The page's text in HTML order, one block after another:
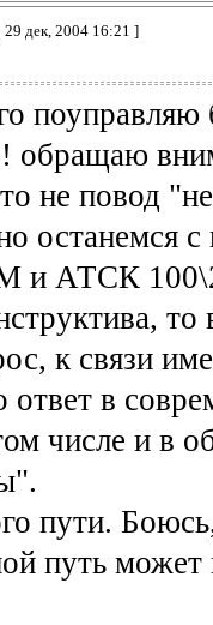
29 дек, 2004 16:21 ]
поуправляю
не повод
останемся
и АТСК
к связи
в
числе и в
пути.
путь